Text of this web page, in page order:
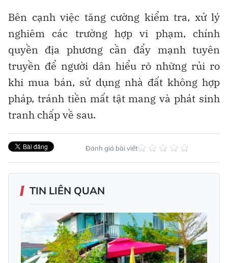
Bên cạnh việc tăng cường kiểm tra, xử lý
nghiêm các trường hợp vi phạm, chính
quyền địa phương cần đẩy mạnh tuyên
truyền để người dân hiểu rõ những rủi ro
khi mua bán, sử dụng nhà đất không hợp
pháp, tránh tiền mất tật mang và phát sinh
tranh chấp về sau.
Đánh giá bài viết
TIN LIÊN QUAN